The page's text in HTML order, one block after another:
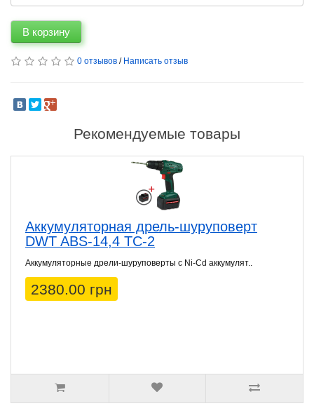
В корзину
0 отзывов / Написать отзыв
Рекомендуемые товары
Аккумуляторная дрель-шуруповерт
DWT ABS-14,4 TC-2
Аккумуляторные дрели-шуруповерты с Ni-Cd аккумулят..
2380.00 грн